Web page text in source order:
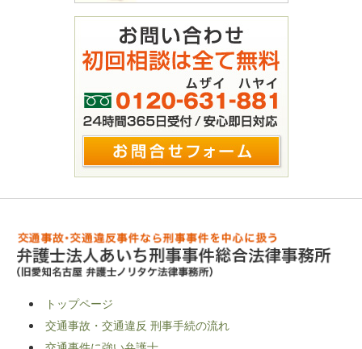
トップページ
交通事故・交通違反 刑事手続の流れ